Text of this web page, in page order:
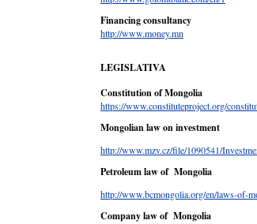
Financing consultancy
http://www.money.mn
LEGISLATIVA
Constitution of Mongolia
https://www.constituteproject.org/
Mongolian law on investment
http://www.mzv.cz/file/1090541/
Petroleum law of Mongolia
http://www.bcmongolia.org/en/laws-of-
Company law of Mongolia